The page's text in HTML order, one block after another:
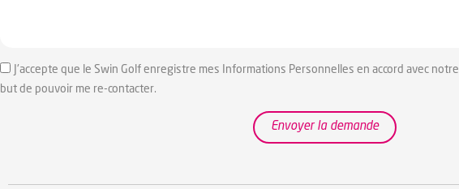
J'accepte que le Swin Golf enregistre mes Informations Personnelles en accord avec notre
but de pouvoir me re-contacter.
Envoyer la demande